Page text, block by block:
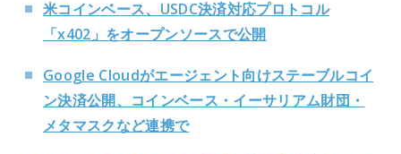
米コインベース、USDC決済対応プロトコル
「x402」をオープンソースで公開
Google Cloudがエージェント向けステーブルコイ
ン決済公開、コインベース・イーサリアム財団・
メタマスクなど連携で